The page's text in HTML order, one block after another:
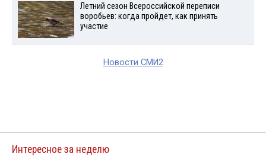
Летний сезон Всероссийской переписи
воробьев: когда пройдет, как принять
участие
Новости СМИ2
Интересное за неделю